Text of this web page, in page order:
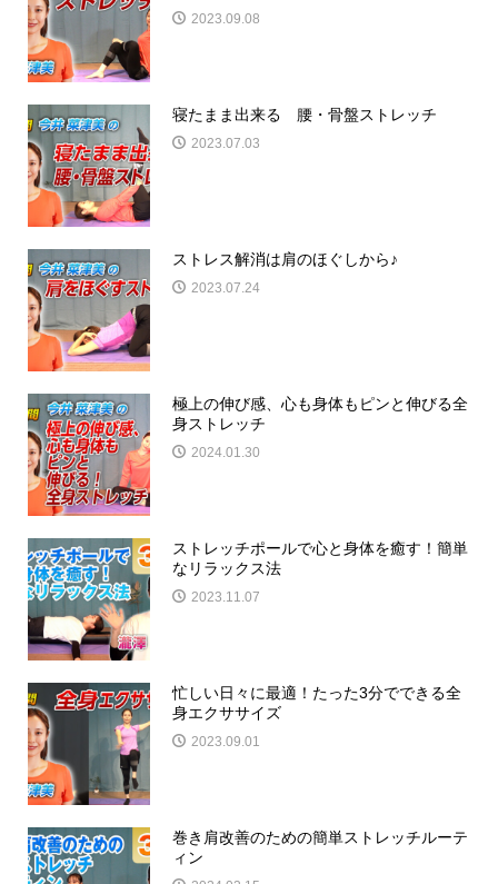
2023.09.08
寝たまま出来る 腰・骨盤ストレッチ
2023.07.03
ストレス解消は肩のほぐしから♪
2023.07.24
極上の伸び感、心も身体もピンと伸びる全
身ストレッチ
2024.01.30
ストレッチポールで心と身体を癒す！簡単
なリラックス法
2023.11.07
忙しい日々に最適！たった3分でできる全
身エクササイズ
2023.09.01
巻き肩改善のための簡単ストレッチルーテ
ィン